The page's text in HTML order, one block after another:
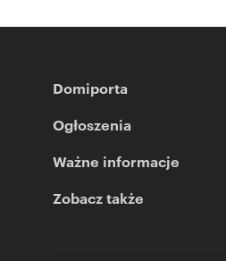
Domiporta
Ogłoszenia
Ważne informacje
Zobacz także